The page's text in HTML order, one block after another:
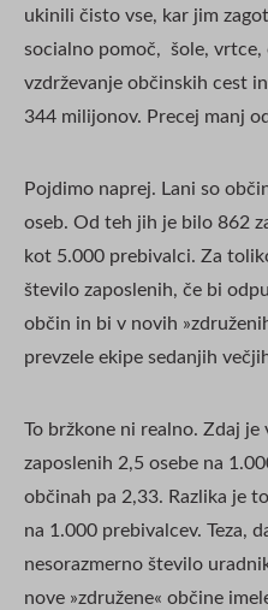
ukinili čisto vse, kar jim
socialno pomoč, šole, vrtce,
vzdrževanje občinskih cest
344 milijonov. Precej manj
Pojdimo naprej. Lani so
oseb. Od teh jih je bilo 862
kot 5.000 prebivalci. Za
število zaposlenih, če bi
občin in bi v novih
prevzele ekipe sedanjih
To bržkone ni realno. Zdaj
zaposlenih 2,5 osebe na
občinah pa 2,33. Razlika je
na 1.000 prebivalcev. Teza,
nesorazmerno število
nove »združene« občine